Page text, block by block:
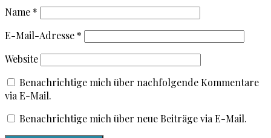
Name *
E-Mail-Adresse *
Website
Benachrichtige mich über nachfolgende Kommentare
via E-Mail.
Benachrichtige mich über neue Beiträge via E-Mail.